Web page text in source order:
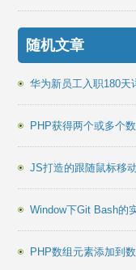
随机文章
华为新员工入职180天
PHP获得两个或多个
JS打造的跟随鼠标移
Window下Git Bash的
PHP数组元素添加到